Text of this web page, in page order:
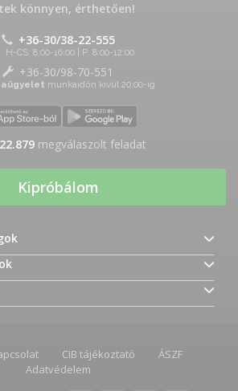
könnyen, érthetően!
+36-30/38-22-555
H-CS: 8:00-16:00 | P: 8:00-12:00
+36-30/98-70-551
munkaidőn kívül 20:00-ig
megválaszolt feladat
Kipróbálom
CIB tájékoztató
ÁSZF
Adatvédelem